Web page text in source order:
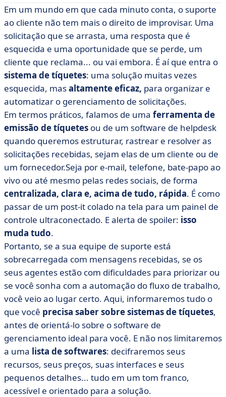
• O que é um sistema de emissão de tíquetes?
• Por que usar um sistema de gerenciamento de
tíquetes? 4 vantagens que fazem toda a diferença
• Nossa seleção de 8 pacotes de software de emissão
de tíquetes: compare-os!
• Qual sistema de emissão de tíquetes você deve
escolher? Fazemos um resumo em uma tabela
comparativa
• Como você escolhe seu sistema de gerenciamento de
tíquetes?
• Exemplos de usos de uma ferramenta de emissão de
tíquetes
• E se o seu próximo sistema de tíquetes se tornasse
seu melhor colega?
• Perguntas frequentes sobre o sistema de emissão de
tíquetes
Em um mundo em que cada minuto conta, o suporte
ao cliente não tem mais o direito de improvisar. Uma
solicitação que se arrasta, uma resposta que é
esquecida e uma oportunidade que se perde, um
cliente que reclama... ou vai embora. É aí que entra o
sistema de tíquetes: uma solução muitas vezes
esquecida, masaltamente eficaz, para organizar e
automatizar o gerenciamento de solicitações.
Em termos práticos, falamos de uma ferramenta de
emissão de tíquetes ou de um software de helpdesk
quando queremos estruturar, rastrear e resolver as
solicitações recebidas, sejam elas de um cliente ou de
um fornecedor.Seja por e-mail, telefone, bate-papo ao
vivo ou até mesmo pelas redes sociais, de forma
centralizada, clara e, acima de tudo, rápida. É como
passar de um post-it colado na tela para um painel de
controle ultraconectado. E alerta de spoiler: isso
muda tudo.
Portanto, se a sua equipe de suporte está
sobrecarregada com mensagens recebidas, se os
seus agentes estão com dificuldades para priorizar ou
se você sonha com a automação do fluxo de trabalho,
você veio ao lugar certo. Aqui, informaremos tudo o
que você precisa saber sobre sistemas de tíquetes,
antes de orientá-lo sobre o software de
gerenciamento ideal para você. E não nos limitaremos
a uma lista de softwares: decifraremos seus
recursos, seus preços, suas interfaces e seus
pequenos detalhes... tudo em um tom franco,
acessível e orientado para a solução.